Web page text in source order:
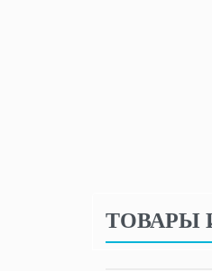
ТОВАРЫ